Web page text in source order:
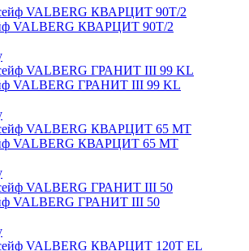
VALBERG КВАРЦИТ 90Т/2
VALBERG ГРАНИТ III 99 KL
VALBERG КВАРЦИТ 65 МТ
VALBERG ГРАНИТ III 50